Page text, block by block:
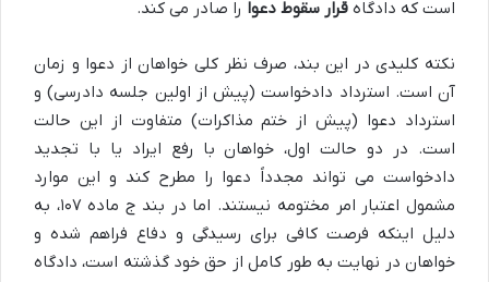
است که دادگاه قرار سقوط دعوا را صادر می کند.
نکته کلیدی در این بند، صرف نظر کلی خواهان از دعوا و زمان
آن است. استرداد دادخواست (پیش از اولین جلسه دادرسی) و
استرداد دعوا (پیش از ختم مذاکرات) متفاوت از این حالت
است. در دو حالت اول، خواهان با رفع ایراد یا با تجدید
دادخواست می تواند مجدداً دعوا را مطرح کند و این موارد
مشمول اعتبار امر مختومه نیستند. اما در بند ج ماده ۱۰۷، به
دلیل اینکه فرصت کافی برای رسیدگی و دفاع فراهم شده و
خواهان در نهایت به طور کامل از حق خود گذشته است، دادگاه